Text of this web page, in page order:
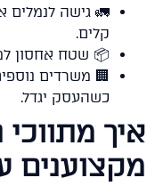
🚛 גישה לנמלים או
קלים.
📦 שטח אחסון למלאי.
🏢 משרדים נוספים
כשהעסק יגדל.
מתווכי